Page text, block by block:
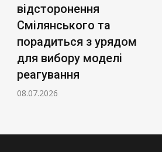
відсторонення
Смілянського та
порадиться з урядом
для вибору моделі
реагування
08.07.2026